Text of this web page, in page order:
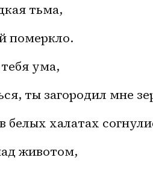
тьма,
померкло.
ума,
ты загородил мне
белых халатах
животом,